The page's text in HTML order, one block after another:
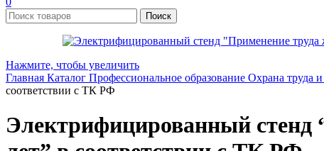
Поиск
Нажмите, чтобы увеличить
Главная Каталог Профессиональное образование Охрана труда
соответствии с ТК РФ
Электрифицированный стенд